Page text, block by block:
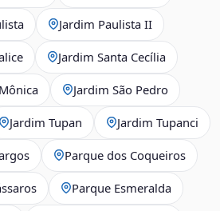
Jardim Paulista II
Jardim Santa Cecília
Jardim São Pedro
Jardim Tupan Jardim Tupanci
Parque dos Coqueiros
Parque Esmeralda